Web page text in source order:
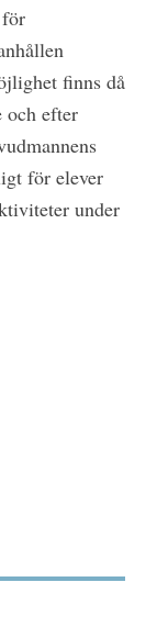
finns då
efter
för elever
under